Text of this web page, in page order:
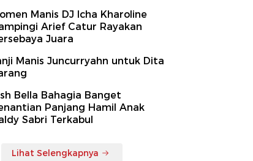
Manis DJ Icha Kharoline
Arief Catur Rayakan
Juara
Manis Juncurryahn untuk Dita
Bella Bahagia Banget
Panjang Hamil Anak
Sabri Terkabul
Lihat Selengkapnya